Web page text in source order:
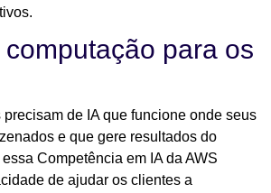
para os
precisam de IA que funcione onde seus
e que gere resultados do
Competência em IA da AWS
de ajudar os clientes a